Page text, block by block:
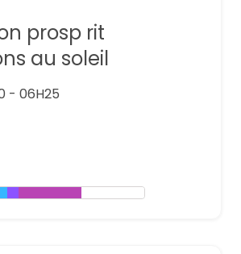
prosp rit
au soleil
- 06H25